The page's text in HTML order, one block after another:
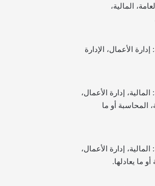
المالية،
الأعمال، الإدارة
إدارة الأعمال،
المحاسبة أو ما
إدارة الأعمال،
ما يعادلها.